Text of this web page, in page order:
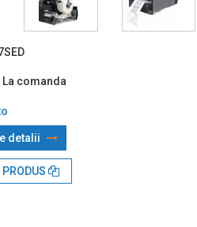
La comanda
detalii